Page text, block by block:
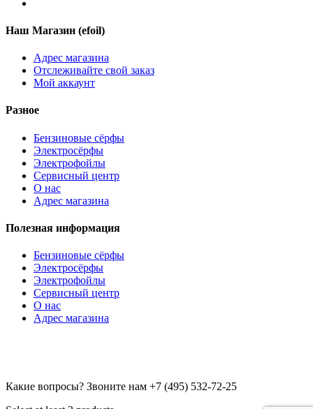
Наш Магазин (efoil)
Адрес магазина
Отслеживайте свой заказ
Мой аккаунт
Разное
Бензиновые сёрфы
Электросёрфы
Электрофойлы
Сервисный центр
О нас
Адрес магазина
Полезная информация
Бензиновые сёрфы
Электросёрфы
Электрофойлы
Сервисный центр
О нас
Адрес магазина
Какие вопросы? Звоните нам +7 (495) 532-72-25